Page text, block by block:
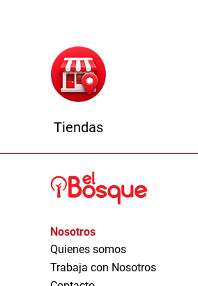
Tiendas
Nosotros
Quienes somos
Trabaja con Nosotros